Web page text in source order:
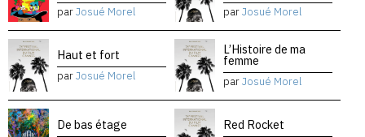
parJosué Morel parJosué Morel
Haut et fort
parJosué Morel
L’Histoire de ma
femme
parJosué Morel
De bas étage Red Rocket